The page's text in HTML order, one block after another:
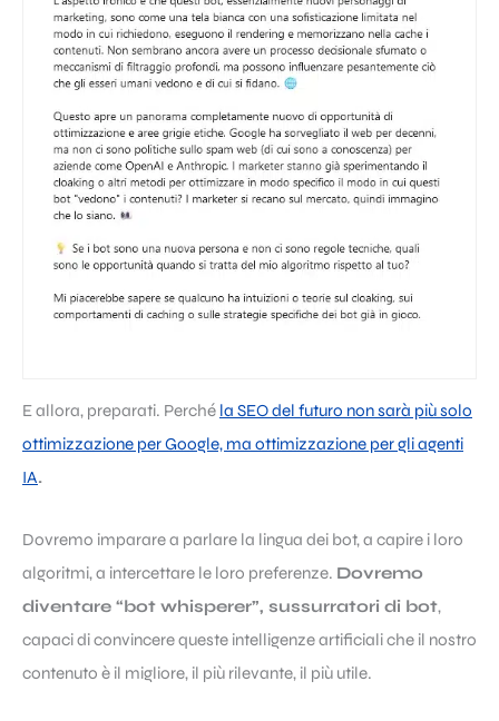
E allora, preparati. Perché la SEO del futuro non sarà più solo
ottimizzazione per Google, ma ottimizzazione per gli agenti
IA.
Dovremo imparare a parlare la lingua dei bot, a capire i loro
algoritmi, a intercettare le loro preferenze. Dovremo
diventare “bot whisperer”, sussurratori di bot,
capaci di convincere queste intelligenze artificiali che il nostro
contenuto è il migliore, il più rilevante, il più utile.